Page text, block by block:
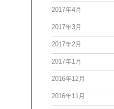
2017年4月
2017年3月
2017年2月
2017年1月
2016年12月
2016年11月